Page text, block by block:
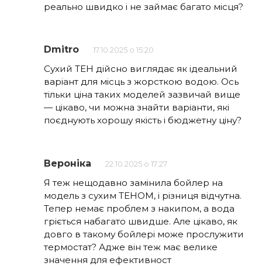
реально швидко і не займає багато місця?
Dmitro 17.10.2025 о 15:20
Сухий ТЕН дійсно виглядає як ідеальний
варіант для місць з жорсткою водою. Ось
тільки ціна таких моделей зазвичай вище
— цікаво, чи можна знайти варіанти, які
поєднують хорошу якість і бюджетну ціну?
Вероніка 22.10.2025 о 17:27
Я теж нещодавно замінила бойлер на
модель з сухим ТЕНОМ, і різниця відчутна.
Тепер немає проблем з накипом, а вода
гріється набагато швидше. Але цікаво, як
довго в такому бойлері може прослужити
термостат? Адже він теж має велике
значення для ефективност